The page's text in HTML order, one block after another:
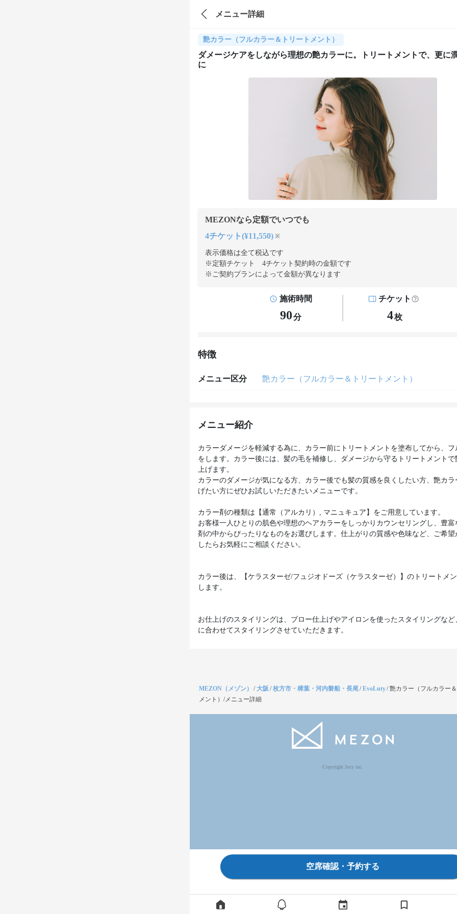
メニュー詳細
艶カラー（フルカラー＆トリートメント）
ダメージケアをしながら理想の艶カラーに。トリートメントで、更に
に
MEZONなら定額でいつでも
4チケット(¥11,550) ※
表示価格は全て税込です
※定額チケット 4チケット契約時の金額です
※ご契約プランによって金額が異なります
施術時間
90分
チケット
4枚
特徴
メニュー区分 艶カラー（フルカラー＆トリートメント）
メニュー紹介
カラーダメージを軽減する為に、カラー前にトリートメントを塗布してから、フ
をします。カラー後には、髪の毛を補修し、ダメージから守るトリートメントで
上げます。
カラーのダメージが気になる方、カラー後でも髪の質感を良くしたい方、艶カラ
げたい方にぜひお試しいただきたいメニューです。
カラー剤の種類は【通常（アルカリ）, マニュキュア】をご用意しています。
お客様一人ひとりの肌色や理想のヘアカラーをしっかりカウンセリングし、豊富
剤の中からぴったりなものをお選びします。仕上がりの質感や色味など、ご希望
したらお気軽にご相談ください。
カラー後は、【ケラスターゼ/フュジオドーズ（ケラスターゼ）】のトリートメ
します。
お仕上げのスタイリングは、ブロー仕上げやアイロンを使ったスタイリングなど
MEZON（メゾン） /大阪 /枚方市・樟葉・河内磐船・長尾/EvoLuty/艶カラー（フルカラー
メント）/メニュー詳細
Copyright Jocy inc.
空席確認・予約する